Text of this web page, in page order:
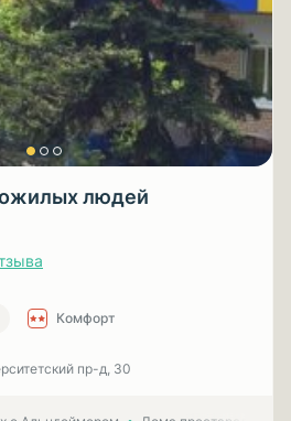
людей
Комфорт
пр-д, 30